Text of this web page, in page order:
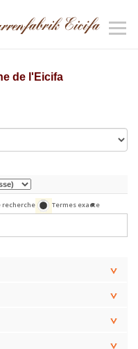
de l'Eicifa
recherche Termes exacte